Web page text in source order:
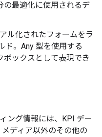
の最適化に使用されるデ
ル化されたフォームをラ
ド。Any 型を使用する
ボックスとして表現でき
ング情報には、KPI デー
ディア以外のその他の